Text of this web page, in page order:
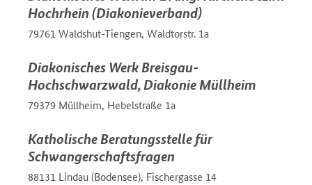
Hochrhein (Diakonieverband)
79761 Waldshut-Tiengen, Waldtorstr. 1a
Diakonisches Werk Breisgau-
Hochschwarzwald, Diakonie Müllheim
79379 Müllheim, Hebelstraße 1a
Katholische Beratungsstelle für
Schwangerschaftsfragen
88131 Lindau (Bodensee), Fischergasse 14